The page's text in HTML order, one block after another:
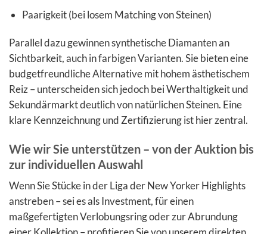
Paarigkeit (bei losem Matching von Steinen)
Parallel dazu gewinnen synthetische Diamanten an
Sichtbarkeit, auch in farbigen Varianten. Sie bieten eine
budgetfreundliche Alternative mit hohem ästhetischem
Reiz – unterscheiden sich jedoch bei Werthaltigkeit und
Sekundärmarkt deutlich von natürlichen Steinen. Eine
klare Kennzeichnung und Zertifizierung ist hier zentral.
Wie wir Sie unterstützen – von der Auktion bis
zur individuellen Auswahl
Wenn Sie Stücke in der Liga der New Yorker Highlights
anstreben – sei es als Investment, für einen
maßgefertigten Verlobungsring oder zur Abrundung